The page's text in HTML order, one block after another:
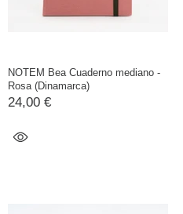
NOTEM Bea Cuaderno mediano -
Rosa (Dinamarca)
24,00 €